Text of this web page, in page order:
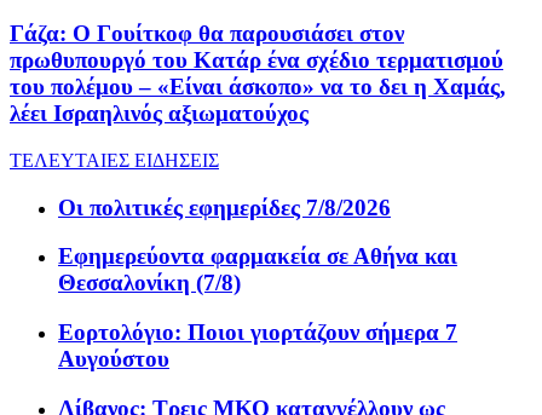
Γάζα: Ο Γουίτκοφ θα παρουσιάσει στον
πρωθυπουργό του Κατάρ ένα σχέδιο τερματισμού
του πολέμου – «Είναι άσκοπο» να το δει η Χαμάς,
λέει Ισραηλινός αξιωματούχος
ΤΕΛΕΥΤΑΙΕΣ ΕΙΔΗΣΕΙΣ
Οι πολιτικές εφημερίδες 7/8/2026
Εφημερεύοντα φαρμακεία σε Αθήνα και
Θεσσαλονίκη (7/8)
Εορτολόγιο: Ποιοι γιορτάζουν σήμερα 7
Αυγούστου
Λίβανος: Τρεις ΜΚΟ καταγγέλλουν ως